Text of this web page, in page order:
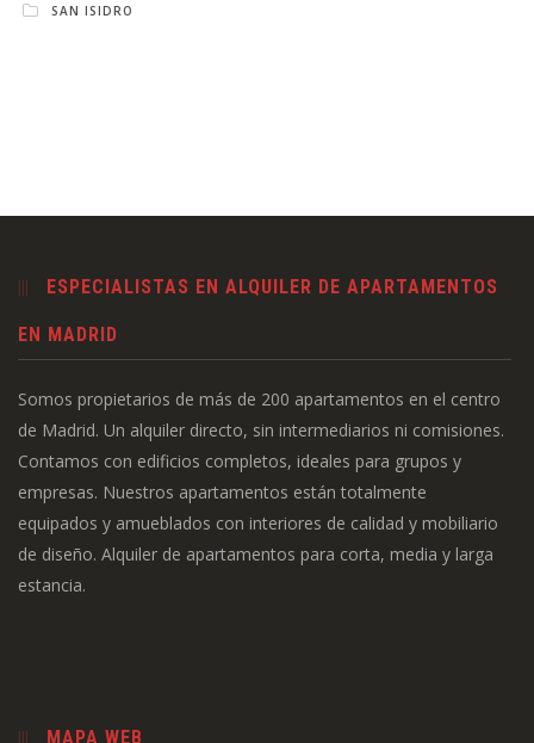
SAN ISIDRO
ESPECIALISTAS EN ALQUILER DE APARTAMENTOS
EN MADRID
Somos propietarios de más de 200 apartamentos en el centro
de Madrid. Un alquiler directo, sin intermediarios ni comisiones.
Contamos con edificios completos, ideales para grupos y
empresas. Nuestros apartamentos están totalmente
equipados y amueblados con interiores de calidad y mobiliario
de diseño. Alquiler de apartamentos para corta, media y larga
estancia.
MAPA WEB